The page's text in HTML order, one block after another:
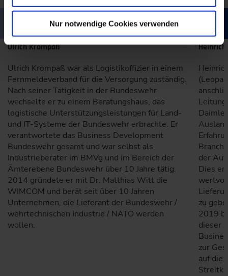
Nur notwendige Cookies verwenden
Ulrich Krompaß
Ulrich Krompaß war als Logistikoffizier in einem
Fernmeldeverband für die Versorgung zuständig.
Nach seiner Tätigkeit in der Bundeswehr
wechselte er zu einem Beratungshaus, das
logistische Unterstützungsleistungen für Land-
und IT-Systeme der Bundeswehr erbrachte. Er
verantwortete das Business Development
Bundeswehr gesamt und war selbst als
Industrieberater im BMVg und im Bereich der
Ämterebene Bundeswehr über 10 Jahre tätig.
2014 gründete er mit Dr. Matthias Witt die
WIMCOM und berät seit über 10 Jahren
Unternehmen, die Lieferant der Bundeswehr /
wehrtechnischen Industrie / NATO werden
wollen.
der
Dies
zu
2019
dieser
zur
auf die